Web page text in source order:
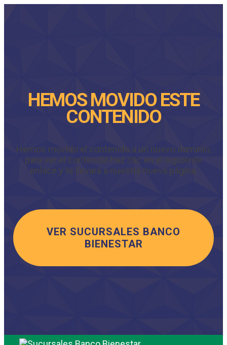
HEMOS MOVIDO ESTE
CONTENIDO
Hemos movido el contenido a un nuevo dominio,
para ver el contenido haz clic en el siguiente
enlace y te llevará a nuestra nueva página.
VER SUCURSALES BANCO
BIENESTAR
Saltar